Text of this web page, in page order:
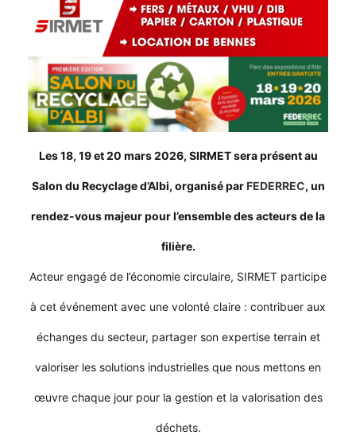
Les 18, 19 et 20 mars 2026, SIRMET sera présent au
Salon du Recyclage d’Albi, organisé par FEDERREC, un
rendez-vous majeur pour l’ensemble des acteurs de la
filière.
Acteur engagé de l’économie circulaire, SIRMET participe
à cet événement avec une volonté claire : contribuer aux
échanges du secteur, partager son expertise terrain et
valoriser les solutions industrielles que nous mettons en
œuvre chaque jour pour la gestion et la valorisation des
déchets.